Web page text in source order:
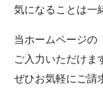
気になることは一
当ホームページの
ご入力いただけ
ぜひお気軽にご請